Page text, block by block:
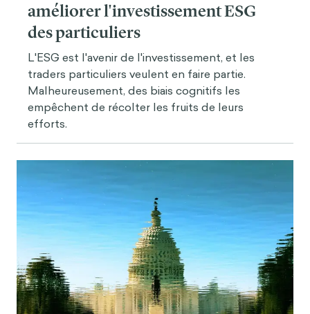
améliorer l'investissement ESG
des particuliers
L'ESG est l'avenir de l'investissement, et les
traders particuliers veulent en faire partie.
Malheureusement, des biais cognitifs les
empêchent de récolter les fruits de leurs
efforts.